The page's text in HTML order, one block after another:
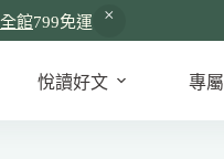
全館799免運
悅讀好文 專